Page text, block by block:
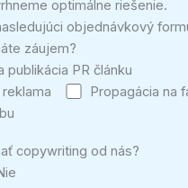
optimálne riešenie.
objednávkový
záujem?
publikácia PR článku
Propagácia na
copywriting od nás?